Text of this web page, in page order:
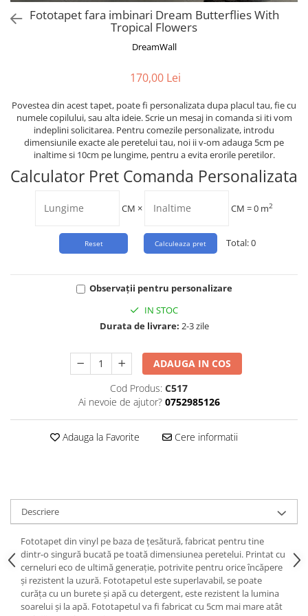
Watercolor
Fototapet fara imbinari Dream Butterflies With
Tropical Flowers
DreamWall
170,00 Lei
Povestea din acest tapet, poate fi personalizata dupa placul tau, fie cu
numele copilului, sau alta ideie. Scrie un mesaj in comanda si iti vom
indeplini solicitarea. Pentru comezile personalizate, introdu
dimensiunile exacte ale peretelui tau, noi ii v-om adauga 5cm pe
inaltime si 10cm pe lungime, pentru a evita erorile peretilor.
Calculator Pret Comanda Personalizata
CM × CM =0 m2
Total:0
Observații pentru personalizare
IN STOC
Durata de livrare: 2-3 zile
ADAUGA IN COS
Cod Produs: C517
Ai nevoie de ajutor? 0752985126
Adauga la Favorite Cere informatii
Descriere
Fototapet din vinyl pe baza de țesătură, fabricat pentru tine
dintr-o singură bucată pe toată dimensiunea peretelui. Printat cu
cerneluri eco de ultimă generație, potrivite pentru orice încăpere
și rezistent la uzură. Fototapetul este superlavabil, se poate
curăța cu un burete și apă cu detergent, este rezistent la lumina
soarelui și la apă. Fototapetul va fi fabricat cu 5cm mai mare atât